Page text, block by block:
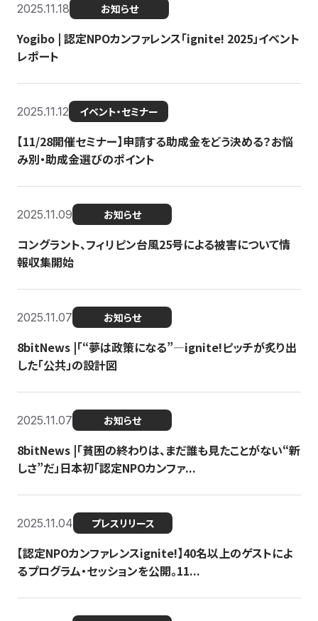
2025.11.18 お知らせ
Yogibo | 認定NPOカンファレンス「ignite! 2025」イベント
レポート
2025.11.12 イベント・セミナー
【11/28開催セミナー】申請する助成金をどう決める？お悩
み別・助成金選びのポイント
2025.11.09 お知らせ
コングラント、フィリピン台風25号による被害について情
報収集開始
2025.11.07 お知らせ
8bitNews |「“夢は政策になる”—ignite!ピッチが炙り出
した「公共」の設計図
2025.11.07 お知らせ
8bitNews |「貧困の終わりは、まだ誰も見たことがない“新
しさ”だ」日本初「認定NPOカンファ...
2025.11.04 プレスリリース
【認定NPOカンファレンスignite!】40名以上のゲストによ
るプログラム・セッションを公開。11...